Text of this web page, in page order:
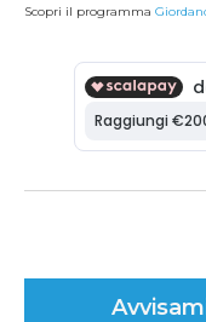
Scopri il programma